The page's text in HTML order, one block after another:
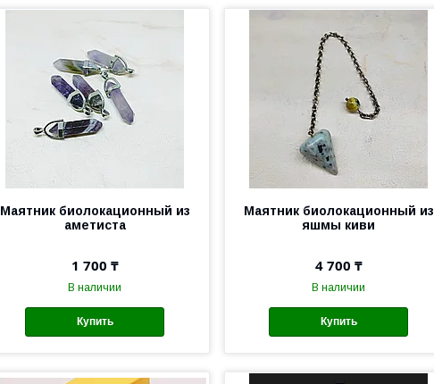
Маятник биолокационный из
аметиста
1 700 ₸
В наличии
Купить
Маятник биолокационный из
яшмы киви
4 700 ₸
В наличии
Купить